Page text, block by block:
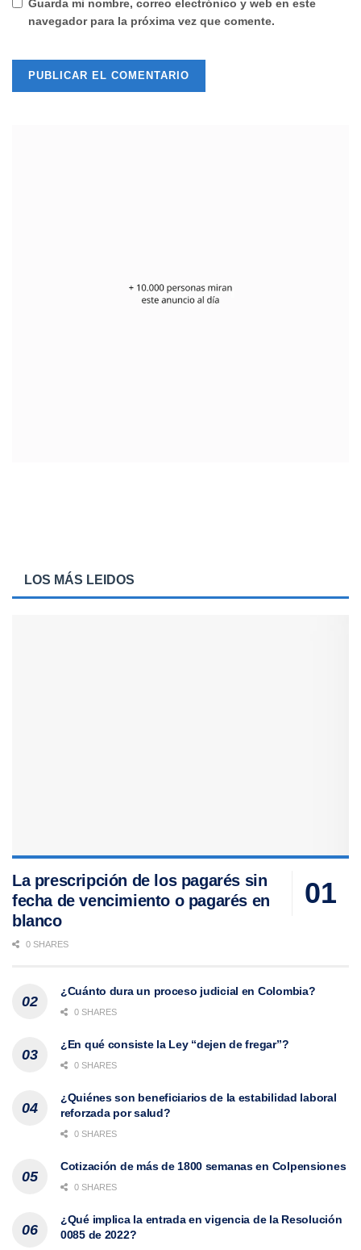
Guarda mi nombre, correo electrónico y web en este
navegador para la próxima vez que comente.
LOS MÁS LEIDOS
La prescripción de los pagarés sin
fecha de vencimiento o pagarés en
blanco
0 SHARES
¿Cuánto dura un proceso judicial en Colombia?
0 SHARES
¿En qué consiste la Ley “dejen de fregar”?
0 SHARES
¿Quiénes son beneficiarios de la estabilidad laboral
reforzada por salud?
0 SHARES
Cotización de más de 1800 semanas en Colpensiones
0 SHARES
¿Qué implica la entrada en vigencia de la Resolución
0085 de 2022?